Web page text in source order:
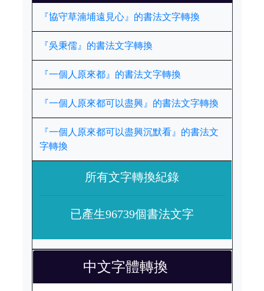
『協守草湳埔遠見心』的書法文字轉換
『吳秉儒』的書法文字轉換
『一個人原來都』的書法文字轉換
『一個人原來都可以盡興』的書法文字轉換
『一個人原來都可以盡興沉默看』的書法文
字轉換
所有文字轉換紀錄
已產生96739個書法文字
中文字體轉換